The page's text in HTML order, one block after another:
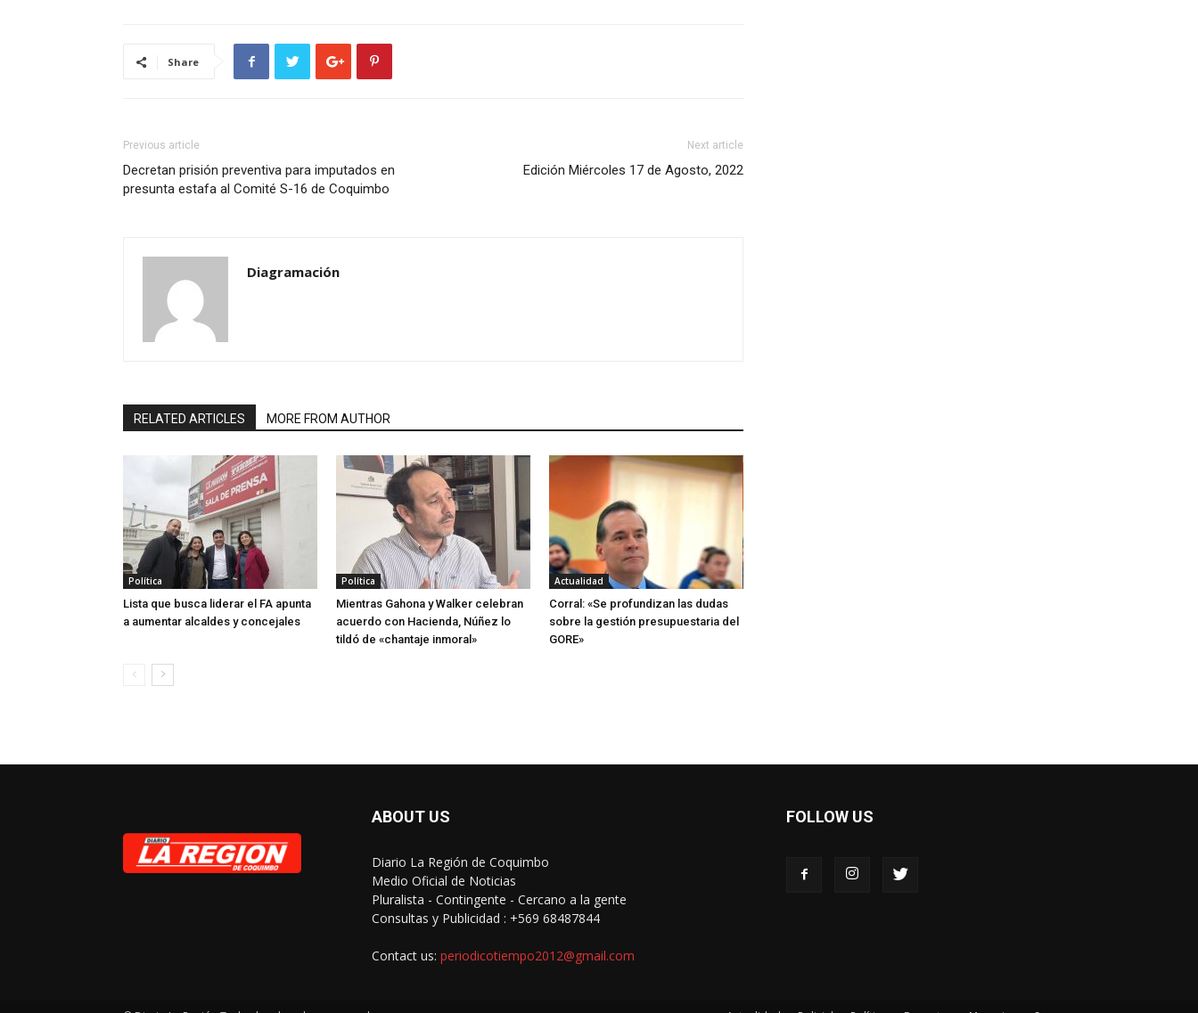
Share
Previous article
Decretan prisión preventiva para imputados en
presunta estafa al Comité S-16 de Coquimbo
Next article
Edición Miércoles 17 de Agosto, 2022
Diagramación
RELATED ARTICLES MORE FROM AUTHOR
Política
Lista que busca liderar el FA apunta
a aumentar alcaldes y concejales
Política
Mientras Gahona y Walker celebran
acuerdo con Hacienda, Núñez lo
tildó de «chantaje inmoral»
Actualidad
Corral: «Se profundizan las dudas
sobre la gestión presupuestaria del
GORE»
ABOUT US
Diario La Región de Coquimbo
Medio Oficial de Noticias
Pluralista - Contingente - Cercano a la gente
Consultas y Publicidad : +569 68487844
Contact us: periodicotiempo2012@gmail.com
FOLLOW US